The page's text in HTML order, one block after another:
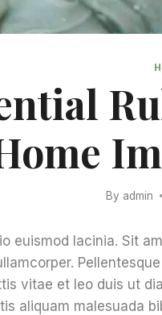
By admin
euismod lacinia. Sit
vitae et leo duis ut
aliquam malesuada